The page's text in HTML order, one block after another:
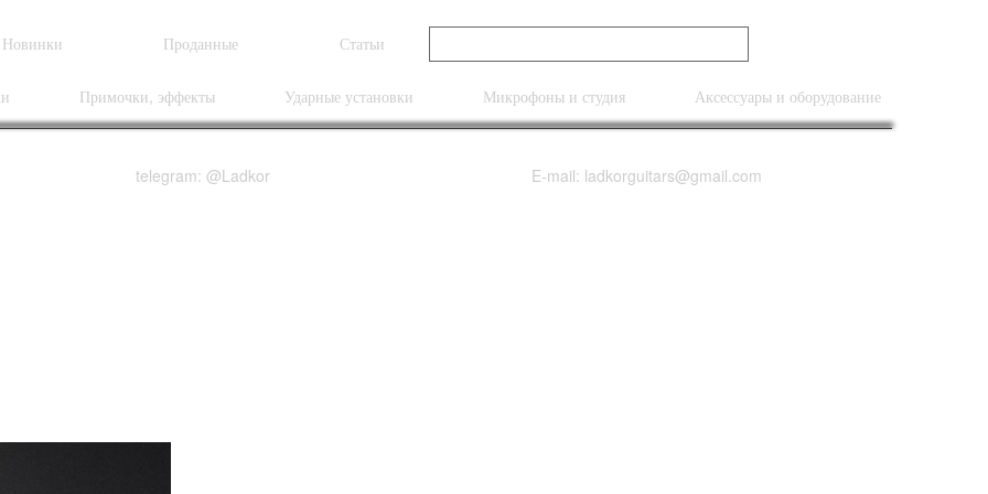
Новинки Проданные Статьи
Примочки, эффекты Ударные установки Микрофоны и студия Аксессуары и оборудование
telegram: @Ladkor E-mail: ladkorguitars@gmail.com